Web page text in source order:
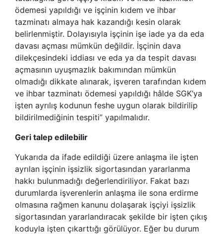
ödemesi yapıldığı ve işçinin kıdem ve ihbar
tazminatı almaya hak kazandığı kesin olarak
belirlenmiştir. Dolayısıyla işçinin işe iade ya da eda
davası açması mümkün değildir. İşçinin dava
dilekçesindeki iddiası ve eda ya da tespit davası
açmasının uyuşmazlık bakımından mümkün
olmadığı dikkate alınarak, işveren tarafından kıdem
ve ihbar tazminatı ödemesi yapıldığı hâlde SGK’ya
işten ayrılış kodunun feshe uygun olarak bildirilip
bildirilmediğinin tespiti” yapılmalıdır.
Geri talep edilebilir
Yukarıda da ifade edildiği üzere anlaşma ile işten
ayrılan işçinin işsizlik sigortasından yararlanma
hakkı bulunmadığı değerlendiriliyor. Fakat bazı
durumlarda işverenlerin anlaşma ile sona erdirme
olmasına rağmen kanunu dolaşarak işçiyi işsizlik
sigortasından yararlandıracak şekilde bir işten çıkış
koduyla işten çıkarttığı görülüyor. Eğer bu durum